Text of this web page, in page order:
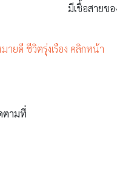
มีเชื้อสายขอ
ายดี ชีวิตรุ่งเรือง คลิกหน้า
ตามที่